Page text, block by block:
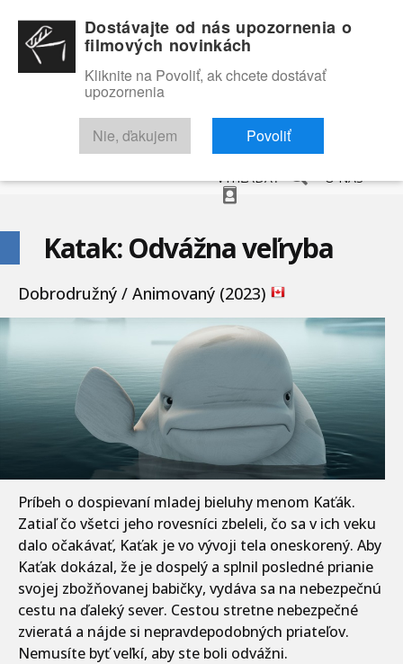
RECENZIE TRAILERY FILMOVÁ DATABÁZA
VYHĽADAŤ O NÁS
Katak: Odvážna veľryba
Dobrodružný / Animovaný (2023)
Príbeh o dospievaní mladej bieluhy menom Kaťák.
Zatiaľ čo všetci jeho rovesníci zbeleli, čo sa v ich veku
dalo očakávať, Kaťak je vo vývoji tela oneskorený. Aby
Kaťak dokázal, že je dospelý a splnil posledné prianie
svojej zbožňovanej babičky, vydáva sa na nebezpečnú
cestu na ďaleký sever. Cestou stretne nebezpečné
zvieratá a nájde si nepravdepodobných priateľov.
Nemusíte byť veľkí, aby ste boli odvážni.
Dostávajte od nás upozornenia o
filmových novinkách
Kliknite na Povoliť, ak chcete dostávať
upozornenia
Nie, ďakujem Povoliť